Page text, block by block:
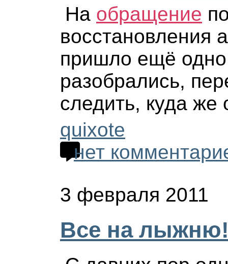
На обращение
восстановления
пришло ещё
разобрались,
следить, куда же
quixote
нет
3 февраля 2011
Все на